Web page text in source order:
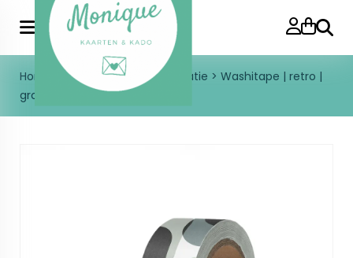
Home Inpakken> Kadodecoratie > Washitape | retro |
groen